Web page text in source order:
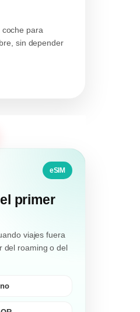
para
sin depender
eSIM
primer
viajes fuera
del roaming o del